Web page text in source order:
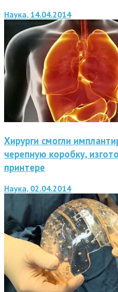
Наука, 14.04.2014
Хирурги смогли
черепную коробку,
принтере
Наука, 02.04.2014